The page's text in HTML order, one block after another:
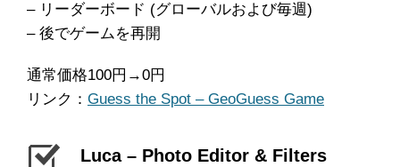
– リーダーボード (グローバルおよび毎週)
– 後でゲームを再開
通常価格100円→0円
リンク： Guess the Spot – GeoGuess Game
Luca – Photo Editor & Filters